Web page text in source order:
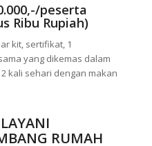
peserta
Ribu Rupiah)
kit, sertifikat, 1
yang dikemas dalam
kali sehari dengan makan
RUMAH